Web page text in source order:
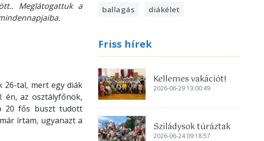
Meglátogattuk a
26-tal, mert egy diák
az osztályfőnök,
20 fős buszt tudott
írtam, ugyanazt a
ballagás
diákélet
Friss hírek
2026-06-29 13:00:49
Kellemes vakációt!
2026-06-24 09:18:57
Sziládysok túráztak